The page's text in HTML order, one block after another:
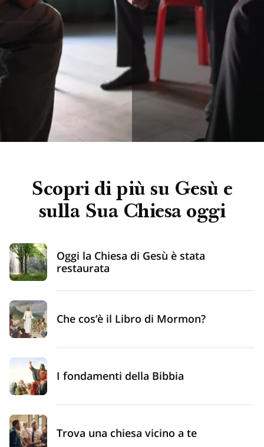
Scopri di più su Gesù e
sulla Sua Chiesa oggi
Oggi la Chiesa di Gesù è stata
restaurata
Che cos’è il Libro di Mormon?
I fondamenti della Bibbia
Trova una chiesa vicino a te